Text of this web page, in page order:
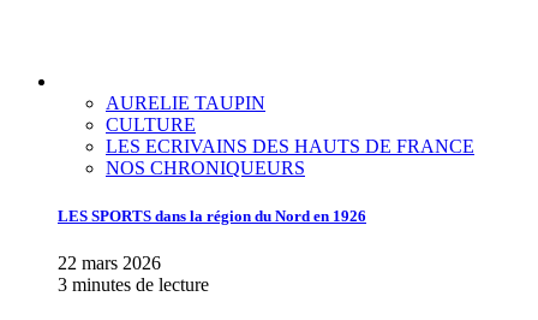
AURELIE TAUPIN
CULTURE
LES ECRIVAINS DES HAUTS DE FRANCE
NOS CHRONIQUEURS
LES SPORTS dans la région du Nord en 1926
22 mars 2026
3 minutes de lecture